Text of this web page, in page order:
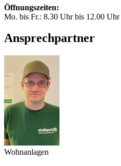
Öffnungszeiten:
Mo. bis Fr.: 8.30 Uhr bis 12.00 Uhr
Ansprechpartner
Wohnanlagen